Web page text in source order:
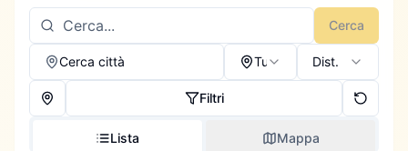
Cerca
Cerca città Tutti Dist.
Filtri
Lista Mappa